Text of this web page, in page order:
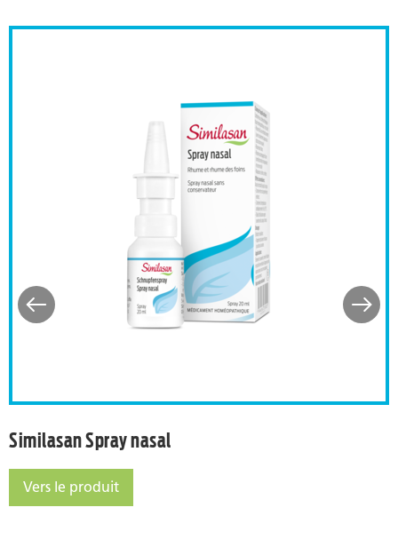
Similasan Spray nasal
Similasan Spray nasal
Similasan Spray nasal
Vers le produit